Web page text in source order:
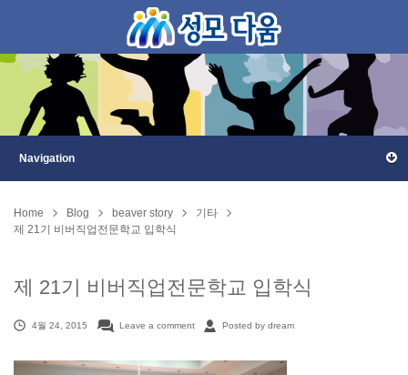
Home Blog beaver story
기타
제 21기 비버직업전문학교 입학식
제 21기 비버직업전문학교 입학식
4월 24, 2015 Leave a comment Posted by dream